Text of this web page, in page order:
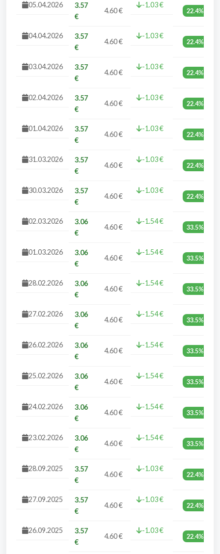
05.04.2026
3.57
€
4.60 €
-1.03 €
22.4%
04.04.2026
3.57
€
4.60 €
-1.03 €
22.4%
03.04.2026
3.57
€
4.60 €
-1.03 €
22.4%
02.04.2026
3.57
€
4.60 €
-1.03 €
22.4%
01.04.2026
3.57
€
4.60 €
-1.03 €
22.4%
31.03.2026
3.57
€
4.60 €
-1.03 €
22.4%
30.03.2026
3.57
€
4.60 €
-1.03 €
22.4%
02.03.2026
3.06
€
4.60 €
-1.54 €
33.5%
01.03.2026
3.06
€
4.60 €
-1.54 €
33.5%
28.02.2026
3.06
€
4.60 €
-1.54 €
33.5%
27.02.2026
3.06
€
4.60 €
-1.54 €
33.5%
26.02.2026
3.06
€
4.60 €
-1.54 €
33.5%
25.02.2026
3.06
€
4.60 €
-1.54 €
33.5%
24.02.2026
3.06
€
4.60 €
-1.54 €
33.5%
23.02.2026
3.06
€
4.60 €
-1.54 €
33.5%
28.09.2025
3.57
€
4.60 €
-1.03 €
22.4%
27.09.2025
3.57
€
4.60 €
-1.03 €
22.4%
26.09.2025
3.57
€
4.60 €
-1.03 €
22.4%